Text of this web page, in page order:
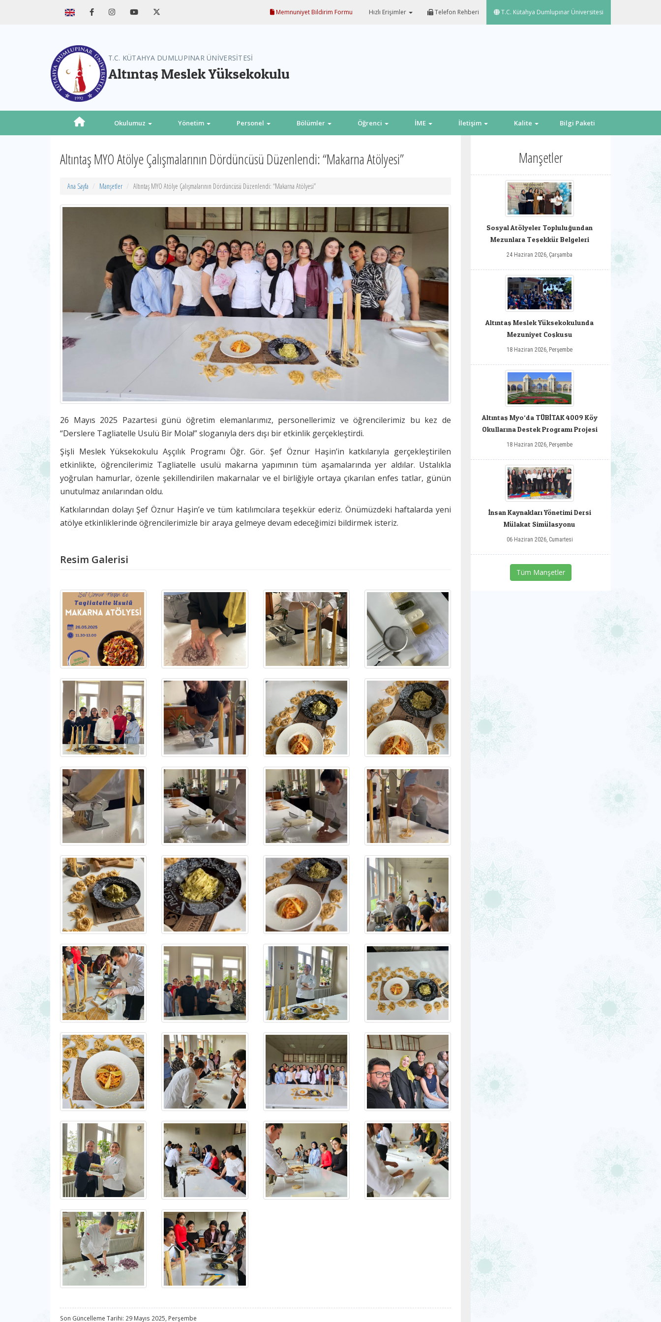
Memnuniyet Bildirim Formu Hızlı Erişimler Telefon Rehberi T.C. Kütahya Dumlupınar Üniversitesi
T.C. KÜTAHYA DUMLUPINAR ÜNİVERSİTESİ
Altıntaş Meslek Yüksekokulu
Okulumuz Yönetim Personel Bölümler Öğrenci İME İletişim Kalite Bilgi Paketi
Altıntaş MYO Atölye Çalışmalarının Dördüncüsü Düzenlendi: “Makarna Atölyesi”
Ana Sayfa Manşetler Altıntaş MYO Atölye Çalışmalarının Dördüncüsü Düzenlendi: “Makarna Atölyesi”
26 Mayıs 2025 Pazartesi günü öğretim elemanlarımız, personellerimiz ve öğrencilerimiz bu kez de
“Derslere Tagliatelle Usulü Bir Mola!” sloganıyla ders dışı bir etkinlik gerçekleştirdi.
Şişli Meslek Yüksekokulu Aşçılık Programı Öğr. Gör. Şef Öznur Haşin’in katkılarıyla gerçekleştirilen
etkinlikte, öğrencilerimiz Tagliatelle usulü makarna yapımının tüm aşamalarında yer aldılar. Ustalıkla
yoğrulan hamurlar, özenle şekillendirilen makarnalar ve el birliğiyle ortaya çıkarılan enfes tatlar, günün
unutulmaz anılarından oldu.
Katkılarından dolayı Şef Öznur Haşin’e ve tüm katılımcılara teşekkür ederiz. Önümüzdeki haftalarda yeni
atölye etkinliklerinde öğrencilerimizle bir araya gelmeye devam edeceğimizi bildirmek isteriz.
Resim Galerisi
Son Güncelleme Tarihi: 29 Mayıs 2025, Perşembe
Manşetler
Sosyal Atölyeler Topluluğundan
Mezunlara Teşekkür Belgeleri
24 Haziran 2026, Çarşamba
Altıntaş Meslek Yüksekokulunda
Mezuniyet Coşkusu
18 Haziran 2026, Perşembe
Altıntaş Myo‘da TÜBİTAK 4009 Köy
Okullarına Destek Programı Projesi
18 Haziran 2026, Perşembe
İnsan Kaynakları Yönetimi Dersi
Mülakat Simülasyonu
06 Haziran 2026, Cumartesi
Tüm Manşetler